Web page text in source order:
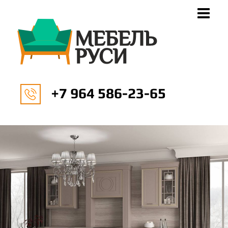
+7 964 586-23-65